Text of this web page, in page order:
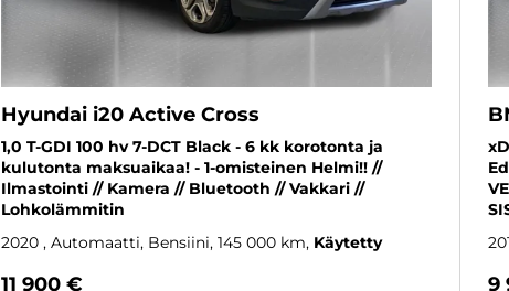
Hyundai i20 Active Cross
1,0 T-GDI 100 hv 7-DCT Black - 6 kk korotonta ja
kulutonta maksuaikaa! - 1-omisteinen Helmi!! //
Ilmastointi // Kamera // Bluetooth // Vakkari //
Lohkolämmitin
2020 , Automaatti, Bensiini, 145 000 km Käytetty
11 900 €
9